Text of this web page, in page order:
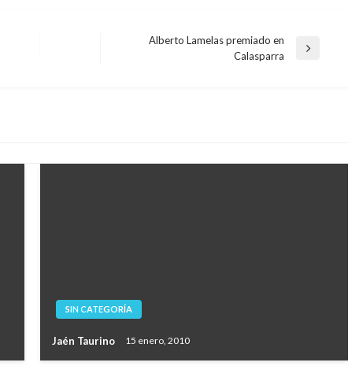
Alberto Lamelas premiado en
Calasparra
SIN CATEGORÍA
Jaén Taurino 15 enero, 2010